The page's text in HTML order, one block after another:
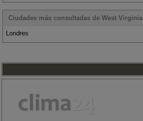
Ciudades más consultadas de West Virginia
Londres